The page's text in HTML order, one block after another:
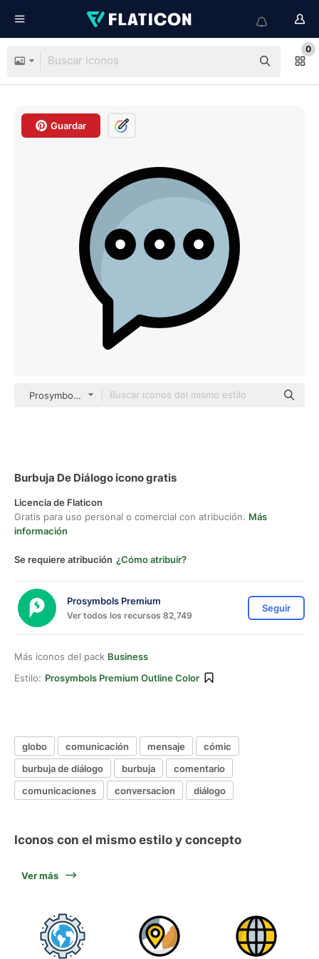
0
Guardar
Prosymbols Premium Outline Color
Burbuja De Diálogo icono gratis
Licencia de Flaticon
Gratis para uso personal o comercial con atribución. Más
información
Se requiere atribución ¿Cómo atribuir?
Prosymbols Premium
Ver todos los recursos 82,749
Seguir
Más iconos del pack Business
Estilo: Prosymbols Premium Outline Color
globo comunicación mensaje
cómic
burbuja de diálogo
burbuja
comentario
comunicaciones
conversacion diálogo
Iconos con el mismo estilo y concepto
Ver más